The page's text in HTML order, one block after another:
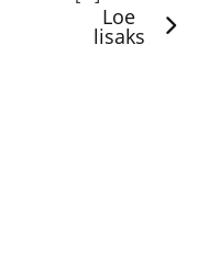
Loe
lisaks